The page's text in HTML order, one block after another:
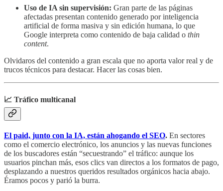
Uso de IA sin supervisión: Gran parte de las páginas
afectadas presentan contenido generado por inteligencia
artificial de forma masiva y sin edición humana, lo que
Google interpreta como contenido de baja calidad o thin
content.
Olvidaros del contenido a gran escala que no aporta valor real y de
trucos técnicos para destacar. Hacer las cosas bien.
📈 Tráfico multicanal
El paid, junto con la IA, están ahogando el SEO. En sectores
como el comercio electrónico, los anuncios y las nuevas funciones
de los buscadores están “secuestrando” el tráfico: aunque los
usuarios pinchan más, esos clics van directos a los formatos de pago,
desplazando a nuestros queridos resultados orgánicos hacia abajo.
Éramos pocos y parió la burra.